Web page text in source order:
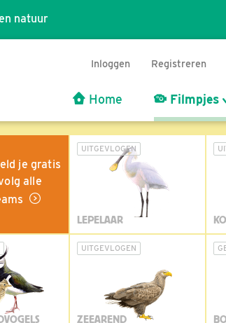
natuur
Inloggen Registreren
Home Filmpjes
je gratis
alle
UITGEVLOGEN
LEPELAAR
UITGEVLOGEN
ZEEAREND